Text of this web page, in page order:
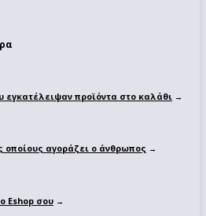
προϊόντα στο καλάθι →
οποίους αγοράζει ο άνθρωπος →
Eshop σου →